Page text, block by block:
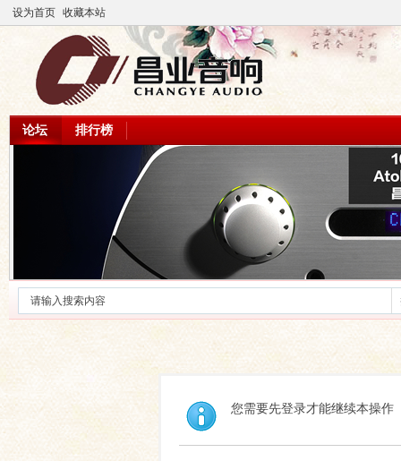
设为首页 收藏本站
论坛 排行榜
您需要先登录才能继续本操作